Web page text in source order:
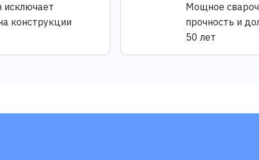
исключает
конструкции
Мощное
прочность и
50 лет